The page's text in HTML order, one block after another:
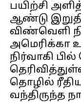
பயிற்சி
ஆண்டு
விண்வெளி
அமெரிக்கா
நிர்வாகி
தொழில்
வந்திருந்த